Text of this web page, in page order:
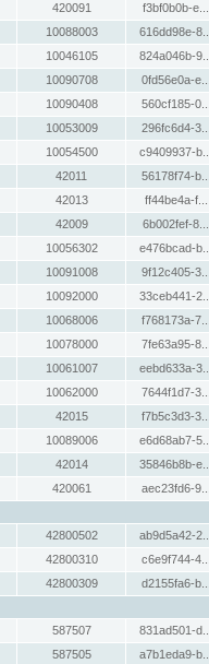
420091 f3bf0b0b-e...
10088003 616dd98e-8...
10046105 824a046b-9...
10090708 0fd56e0a-e...
10090408 560cf185-0...
10053009 296fc6d4-3...
10054500 c9409937-b...
42011 56178f74-b...
42013 ff44be4a-f...
42009 6b002fef-8...
10056302 e476bcad-b...
10091008 9f12c405-3...
10092000 33ceb441-2...
10068006 f768173a-7...
10078000 7fe63a95-8...
10061007 eebd633a-3...
10062000 7644f1d7-3...
42015 f7b5c3d3-3...
10089006 e6d68ab7-5...
42014 35846b8b-e...
420061 aec23fd6-9...
42800502 ab9d5a42-2...
42800310 c6e9f744-4...
42800309 d2155fa6-b...
587507 831ad501-d...
587505 a7b1eda9-b...